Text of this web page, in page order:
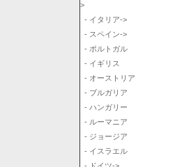
>
- イタリア->
- スペイン->
- ポルトガル
- イギリス
- オーストリア
- ブルガリア
- ハンガリー
- ルーマニア
- ジョージア
- イスラエル